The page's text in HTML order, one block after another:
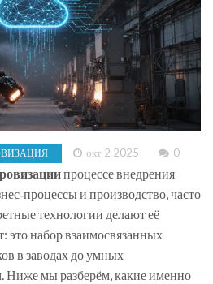
окт 2 2025 0
процессе внедрения
и производство, часто
технологии делают её
это набор взаимосвязанных
в заводах до умных
Ниже мы разберём, какие именно